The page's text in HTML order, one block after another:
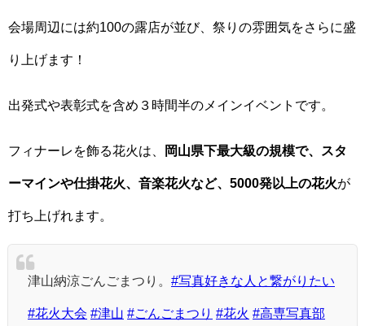
会場周辺には約100の露店が並び、祭りの雰囲気をさらに盛
り上げます！
出発式や表彰式を含め３時間半のメインイベントです。
フィナーレを飾る花火は、 岡山県下最大級の規模で、スタ
ーマインや仕掛花火、音楽花火など、5000発以上の花火が
打ち上げれます。
津山納涼ごんごまつり。 #写真好きな人と繋がりたい
#花火大会 #津山 #ごんごまつり #花火 #高専写真部